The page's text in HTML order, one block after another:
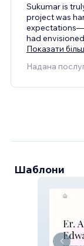
Sukumar is
project was
had
Показати
Надана
Шаблони